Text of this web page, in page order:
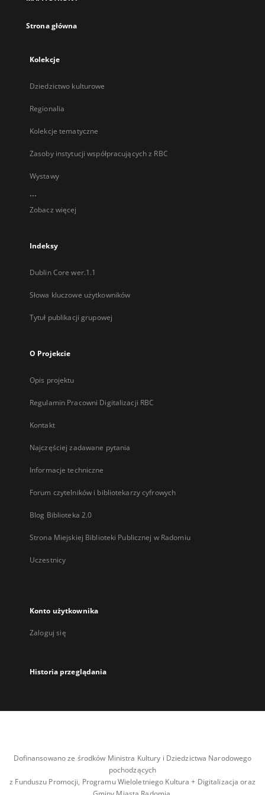
Strona główna
Kolekcje
Dziedzictwo kulturowe
Regionalia
Kolekcje tematyczne
Zasoby instytucji współpracujących z RBC
Wystawy
...
Zobacz więcej
Indeksy
Dublin Core wer.1.1
Słowa kluczowe użytkowników
Tytuł publikacji grupowej
O Projekcie
Opis projektu
Regulamin Pracowni Digitalizacji RBC
Kontakt
Najczęściej zadawane pytania
Informacje techniczne
Forum czytelników i bibliotekarzy cyfrowych
Blog Biblioteka 2.0
Strona Miejskiej Biblioteki Publicznej w Radomiu
Uczestnicy
Konto użytkownika
Zaloguj się
Historia przeglądania
Dofinansowano ze środków Ministra Kultury i Dziedzictwa Narodowego
pochodzących
z Funduszu Promocji, Programu Wieloletniego Kultura + Digitalizacja oraz